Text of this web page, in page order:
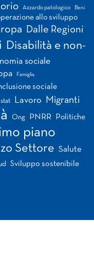
Azzardo patologico Beni
allo sviluppo
Dalle Regioni
Disabilità e non-
sociale
Famiglia
sociale
Istat Lavoro Migranti
Ong PNRR Politiche
piano
Settore Salute
Sviluppo sostenibile